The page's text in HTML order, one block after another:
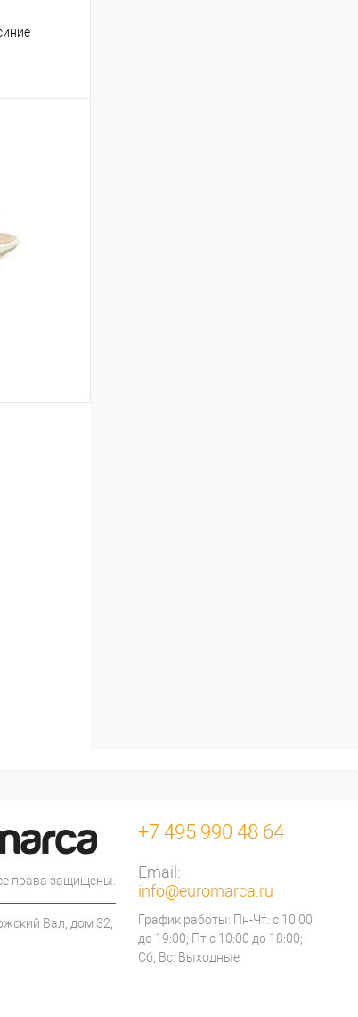
права защищены.
Вал, дом 32,
+7 495 990 48 64
Email:
info@euromarca.ru
График работы: Пн-Чт: с 10:00
до 19:00; Пт с 10:00 до 18:00;
Сб, Вс: Выходные